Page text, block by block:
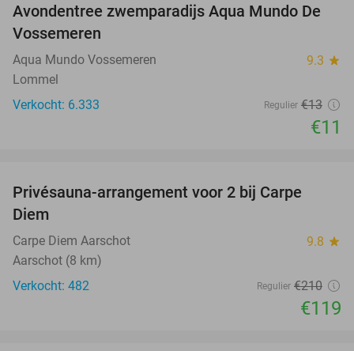
15%
Avondentree zwemparadijs Aqua Mundo De
Vossemeren
Aqua Mundo Vossemeren 9.3 star
Lommel
Verkocht: 6.333
Regulier €13
€11
Privésauna-arrangement voor 2 bij Carpe
Diem
Carpe Diem Aarschot 9.8 star
Aarschot (8 km)
Verkocht: 482
Regulier €210
€119